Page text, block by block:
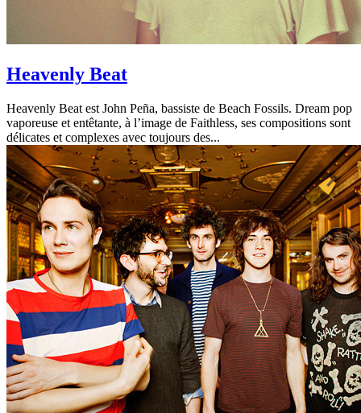
Heavenly Beat
Heavenly Beat est John Peña, bassiste de Beach Fossils. Dream pop
vaporeuse et entêtante, à l’image de Faithless, ses compositions sont
délicates et complexes avec toujours des...